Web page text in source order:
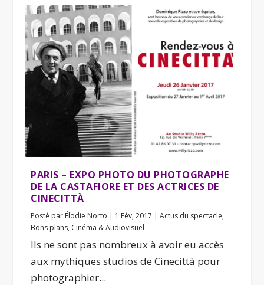
PARIS – EXPO PHOTO DU PHOTOGRAPHE
DE LA CASTAFIORE ET DES ACTRICES DE
CINECITTÀ
Posté par Élodie Norto | 1 Fév, 2017 |Actus du spectacle,
Bons plans, Cinéma & Audiovisuel
Ils ne sont pas nombreux à avoir eu accès
aux mythiques studios de Cinecittà pour
photographier...